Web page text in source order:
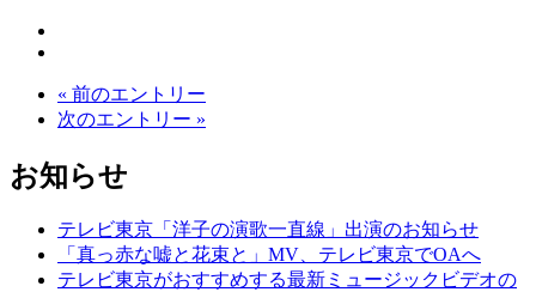
« 前のエントリー
次のエントリー »
お知らせ
テレビ東京「洋子の演歌一直線」出演のお知らせ
「真っ赤な嘘と花束と」MV、テレビ東京でOAへ
テレビ東京がおすすめする最新ミュージックビデオの